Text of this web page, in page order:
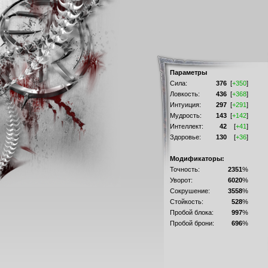
Параметры
Сила:
376 [+350]
Ловкость:
436 [+368]
Интуиция:
297 [+291]
Мудрость:
143 [+142]
Интеллект:
42 [+41]
Здоровье:
130 [+36]
Модификаторы:
Точность:
2351%
Уворот:
6020%
Сокрушение:
3558%
Стойкость:
528%
Пробой блока:
997%
Пробой брони:
696%